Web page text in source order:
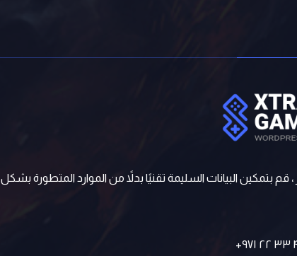
بتمكين البيانات السليمة تقنيًا بدلاً من الموارد المتطورة بشكل